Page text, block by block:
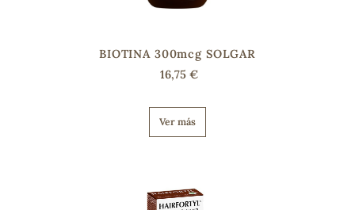
BIOTINA 300mcg SOLGAR
16,75 €
Ver más